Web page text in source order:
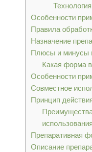
Особенности
Правила
Назначение
Плюсы и минусы
Какая форма
Особенности
Совместное
Принцип
использования
Препаративная
Описание